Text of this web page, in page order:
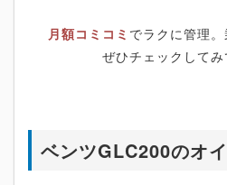
月額コミコミ でラクに管理
ぜひチェックしてみ
ベンツGLC200のオ